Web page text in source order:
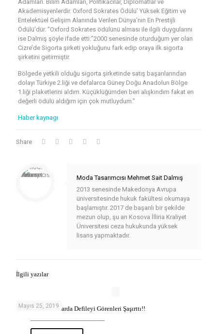
Adamları. Bilim Adamları, Politikacılar, Diplomatlar ve
Akademisyenlerdir. Oxford Sokrates Ödülü’ Yüksek Eğitim ve
Entelektüel Gelişim Alanında Verilen Dünya’nın En Prestijli
Ödülü’dür. “Oxford Sokrates ödülünü alması ile ilgili duygularını
ise Dalmış şöyle ifade etti:”2000 senesinde oturduğum yer olan
Cizre’de Sigorta şirketi yokluğunu fark edip oraya ilk sigorta
şirketini getirmiştir.
Bölgede yetkili olduğu sigorta şirketinde satış başarılarından
dolayı Türkiye 2.liği ve defalarca Güney Doğu Anadolun Bölge
1.liği plaketlerini aldım. Küçüklüğümden beri alışkındım fakat en
değerli ödülü aldığım için çok mutluydum.”
Haber kaynagı
Share
Moda Tasarımcısı Mehmet Sait Dalmış
2013 senesinde Makedonya Avrupa
üniversitesinde hukuk fakültesi okumaya
başlamıştır. 2017 de başarılı bir şekilde
mezun olup, şu an Kosova İlliria Kraliyet
Üniversitesi ceza hukukunda yüksek
lisans yapmaktadır.
İlgili yazılar
Mayıs 25, 2019
Ünlü Modacı Pazarda Defileyi Görenleri Şaşırttı!!